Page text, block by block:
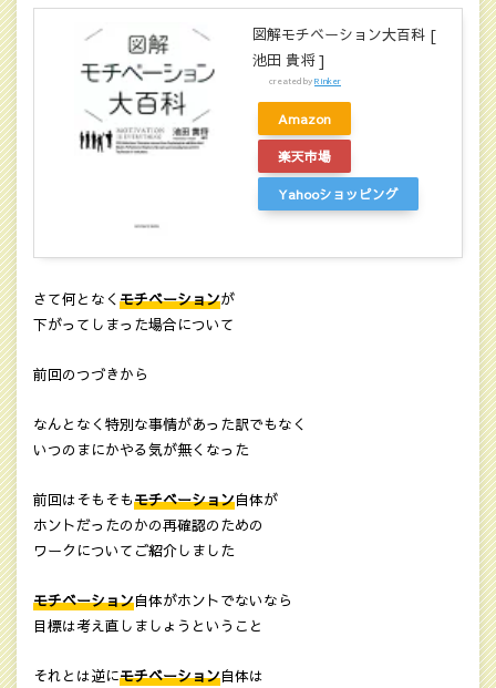
図解モチベーション大百科 [
池田 貴将 ]
created byRinker
Amazon
楽天市場
Yahooショッピング
さて何となくモチベーションが
下がってしまった場合について
前回のつづきから
なんとなく特別な事情があった訳でもなく
いつのまにかやる気が無くなった
前回はそもそもモチベーション自体が
ホントだったのかの再確認のための
ワークについてご紹介しました
モチベーション自体がホントでないなら
目標は考え直しましょうということ
それとは逆にモチベーション自体は